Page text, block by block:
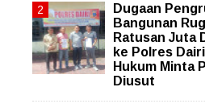
Dugaan
Bangunan
Ratusan Juta
ke Polres
Hukum Minta
Diusut